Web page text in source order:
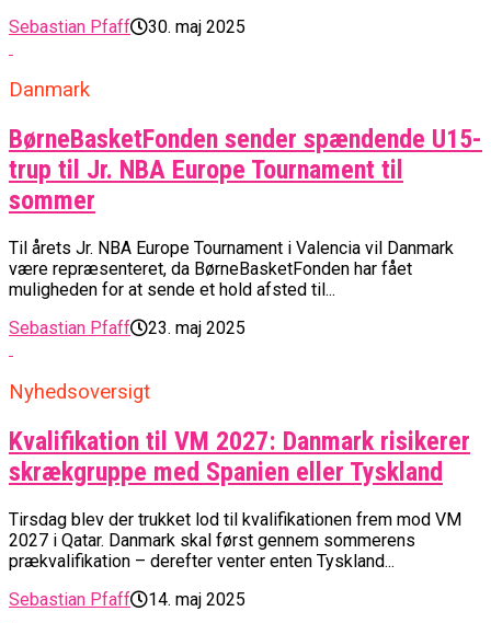
Sebastian Pfaff
30. maj 2025
Danmark
BørneBasketFonden sender spændende U15-
trup til Jr. NBA Europe Tournament til
sommer
Til årets Jr. NBA Europe Tournament i Valencia vil Danmark
være repræsenteret, da BørneBasketFonden har fået
muligheden for at sende et hold afsted til...
Sebastian Pfaff
23. maj 2025
Nyhedsoversigt
Kvalifikation til VM 2027: Danmark risikerer
skrækgruppe med Spanien eller Tyskland
Tirsdag blev der trukket lod til kvalifikationen frem mod VM
2027 i Qatar. Danmark skal først gennem sommerens
prækvalifikation – derefter venter enten Tyskland...
Sebastian Pfaff
14. maj 2025